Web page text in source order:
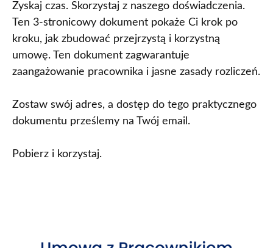
Zyskaj czas. Skorzystaj z naszego doświadczenia.
Ten 3-stronicowy dokument pokaże Ci krok po
kroku, jak zbudować przejrzystą i korzystną
umowę. Ten dokument zagwarantuje
zaangażowanie pracownika i jasne zasady rozliczeń.
Zostaw swój adres, a dostęp do tego praktycznego
dokumentu prześlemy na Twój email.
Pobierz i korzystaj.